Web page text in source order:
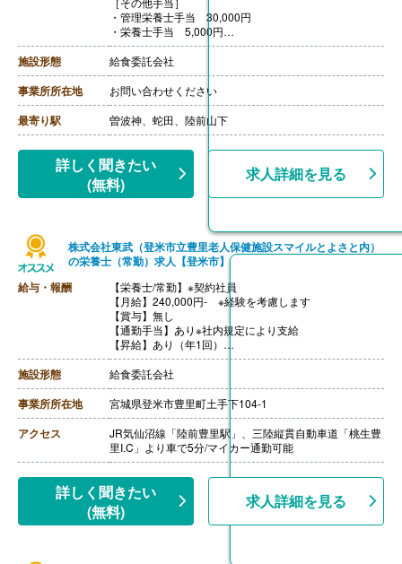
・管理栄養士手当 30,000円
・栄養士手当 5,000円
・調理師手当 5,000円
・衛生管理者手当 5,000円※衛生管理者に任命された場
合
・リーダー手当 4,000円
・チーフ手当 15,000円-30,000円
・セカンドチーフ手当 10,000円
・配偶者手当 5,000円※世帯主に限る
・正月手当 最大4,000円/日
【賞与】あり
【通勤手当】あり（全額支給）※2km以上
【昇給】あり
施設形態 給食委託会社
事業所所在地 お問い合わせください
最寄り駅 曽波神、蛇田、陸前山下
詳しく聞きたい
(無料)
求人詳細を見る
株式会社東武（登米市立豊里老人保健施設スマイルとよさと内）
の栄養士（常勤）求人【登米市】
給与・報酬
【栄養士/常勤】※契約社員
【月給】240,000円- ※経験を考慮します
【賞与】無し
【通勤手当】あり※社内規定により支給
【昇給】あり（年1回）
【退職金】なし
施設形態 給食委託会社
事業所所在地 宮城県登米市豊里町土手下104-1
アクセス
JR気仙沼線「陸前豊里駅」、三陸縦貫自動車道「桃生豊
里I.C」より車で5分/マイカー通勤可能
詳しく聞きたい
(無料)
求人詳細を見る